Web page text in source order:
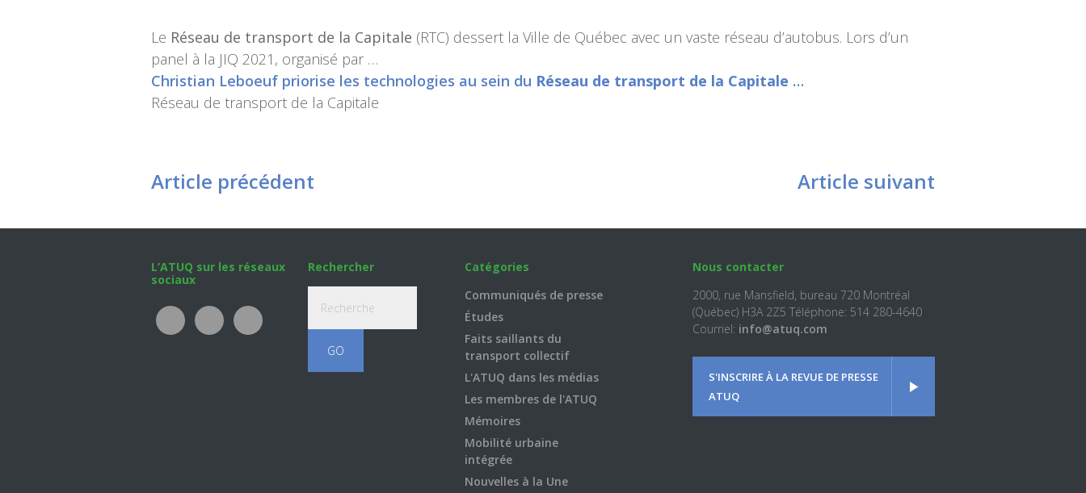
Le Réseau de transport de la Capitale (RTC) dessert la Ville de Québec avec un vaste réseau d’autobus. Lors d’un
panel à la JIQ 2021, organisé par …
Christian Leboeuf priorise les technologies au sein du Réseau de transport de la Capitale …
Réseau de transport de la Capitale
Article précédent Article suivant
L’ATUQ sur les réseaux
sociaux
Rechercher
Catégories
Communiqués de presse
Études
Faits saillants du
transport collectif
L'ATUQ dans les médias
Les membres de l'ATUQ
Mémoires
Mobilité urbaine
intégrée
Nouvelles à la Une
Nous contacter
2000, rue Mansfield, bureau 720 Montréal
(Québec) H3A 2Z5 Téléphone: 514 280-4640
Courriel: info@atuq.com
S'INSCRIRE À LA REVUE DE PRESSE
ATUQ